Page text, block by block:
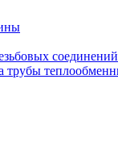
соединений
трубы